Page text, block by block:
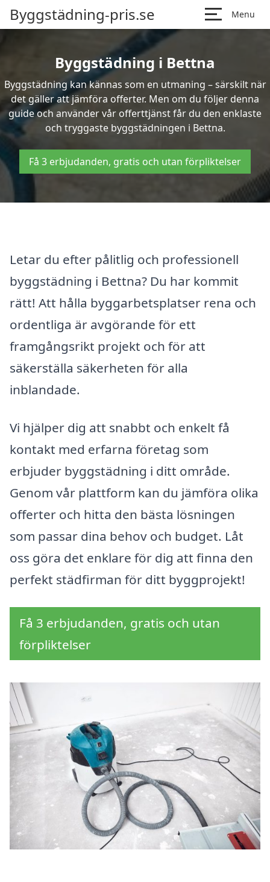
Byggstädning-pris.se Menu
Byggstädning i Bettna
Byggstädning kan kännas som en utmaning – särskilt när
det gäller att jämföra offerter. Men om du följer denna
guide och använder vår offerttjänst får du den enklaste
och tryggaste byggstädningen i Bettna.
Få 3 erbjudanden, gratis och utan förpliktelser
Letar du efter pålitlig och professionell
byggstädning i Bettna? Du har kommit
rätt! Att hålla byggarbetsplatser rena och
ordentliga är avgörande för ett
framgångsrikt projekt och för att
säkerställa säkerheten för alla
inblandade.
Vi hjälper dig att snabbt och enkelt få
kontakt med erfarna företag som
erbjuder byggstädning i ditt område.
Genom vår plattform kan du jämföra olika
offerter och hitta den bästa lösningen
som passar dina behov och budget. Låt
oss göra det enklare för dig att finna den
perfekt städfirman för ditt byggprojekt!
Få 3 erbjudanden, gratis och utan
förpliktelser